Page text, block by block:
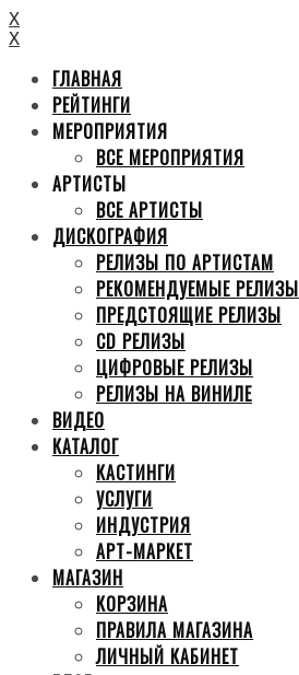
X
X
ГЛАВНАЯ
РЕЙТИНГИ
МЕРОПРИЯТИЯ
ВСЕ МЕРОПРИЯТИЯ
АРТИСТЫ
ВСЕ АРТИСТЫ
ДИСКОГРАФИЯ
РЕЛИЗЫ ПО АРТИСТАМ
РЕКОМЕНДУЕМЫЕ РЕЛИЗЫ
ПРЕДСТОЯЩИЕ РЕЛИЗЫ
CD РЕЛИЗЫ
ЦИФРОВЫЕ РЕЛИЗЫ
РЕЛИЗЫ НА ВИНИЛЕ
ВИДЕО
КАТАЛОГ
КАСТИНГИ
УСЛУГИ
ИНДУСТРИЯ
АРТ-МАРКЕТ
МАГАЗИН
КОРЗИНА
ПРАВИЛА МАГАЗИНА
ЛИЧНЫЙ КАБИНЕТ